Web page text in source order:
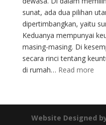
sunat, ada dua pilihan
dipertimbangkan, yaitu
Keduanya mempunyai
masing-masing. Di
secara rinci tentang
di rumah… Read more:
vs.
Website Designed